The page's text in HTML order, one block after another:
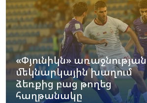
«Փյունիկն» առաջնության
մեկնարկային խաղում
ձեռքից բաց թողեց
հաղթանակը